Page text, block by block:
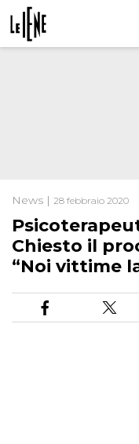
News | 28 febbraio 2020
Chiesto il
“Noi vittime